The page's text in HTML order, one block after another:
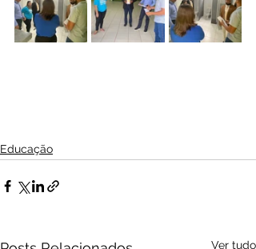
Educação
Ver tudo